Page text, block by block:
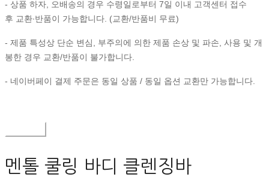
- 상품 하자, 오배송의 경우 수령일로부터 7일 이내 고객센터 접수
후 교환∙반품이 가능합니다. (교환/반품비 무료)
- 제품 특성상 단순 변심, 부주의에 의한 제품 손상 및 파손, 사용 및 개
봉한 경우 교환/반품이 불가합니다.
- 네이버페이 결제 주문은 동일 상품 / 동일 옵션 교환만 가능합니다.
멘톨 쿨링 바디 클렌징바